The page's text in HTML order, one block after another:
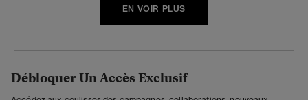
EN VOIR PLUS
Débloquer Un Accès Exclusif